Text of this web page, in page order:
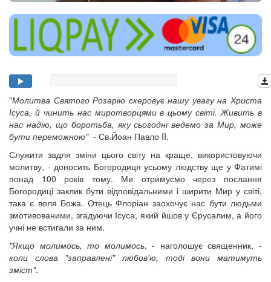
"Молитва Святого Розарію скеровує нашу увагу на Христа
Ісуса, й чинить нас миротворцями в цьому світі. Живить в
нас надію, що боротьба, яку сьогодні ведемо за Мир, може
бути переможною"- Св.Йоан Павло II.
Служити задля зміни цього світу на краще, використовуючи
молитву, - доносить Богородиця усьому людству ще у Фатимі
понад 100 років тому. Ми отримуємо через послання
Богородиці заклик бути відповідальними і ширити Мир у світі,
така є воля Божа. Отець Флоріан заохочує нас бути людьми
змотивованими, згадуючи Ісуса, який йшов у Єрусалим, а його
учні не встигали за ним.
"Якщо молимось, то молимось, - наголошує священник, -
коли слова "заправлені" любов'ю, тоді вони матимуть
зміст".